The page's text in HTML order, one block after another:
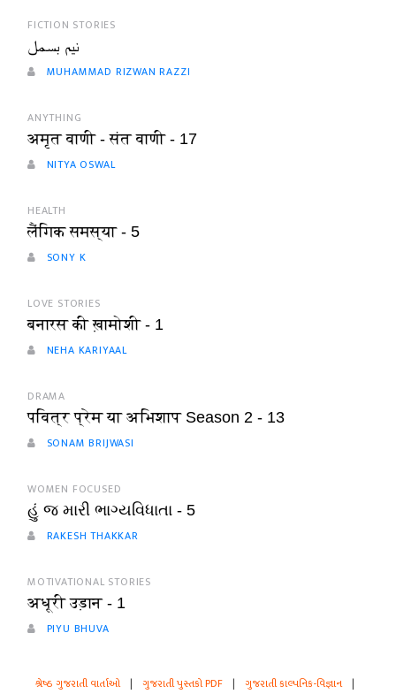
FICTION STORIES
نیم بسمل
MUHAMMAD RIZWAN RAZZI
ANYTHING
अमृत वाणी - संत वाणी - 17
NITYA OSWAL
HEALTH
लैंगिक समस्या - 5
SONY K
LOVE STORIES
बनारस की ख़ामोशी - 1
NEHA KARIYAAL
DRAMA
पवित्र प्रेम या अभिशाप Season 2 - 13
SONAM BRIJWASI
WOMEN FOCUSED
હું જ મારી ભાગ્યવિધાતા - 5
RAKESH THAKKAR
MOTIVATIONAL STORIES
अधूरी उड़ान - 1
PIYU BHUVA
શ્રેષ્ઠ ગુજરાતી વાર્તાઓ | ગુજરાતી પુસ્તકો PDF | ગુજરાતી કાલ્પનિક-વિજ્ઞાન |